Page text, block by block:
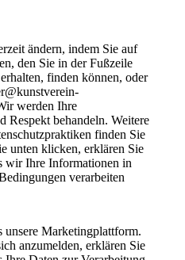
ändern, indem Sie auf
den Sie in der Fußzeile
finden können, oder
werden Ihre
Respekt behandeln. Weitere
finden Sie
unten klicken, erklären Sie
wir Ihre Informationen in
verarbeiten
Marketingplattform.
anzumelden, erklären Sie